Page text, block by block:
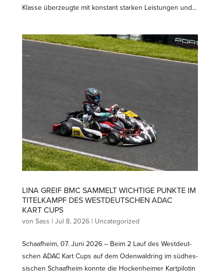
Klasse überzeugte mit konstant starken Leistungen und...
LINA GREIF BMC SAMMELT WICHTIGE PUNKTE IM
TITEL­KAMPF DES WESTDEUT­SCHEN ADAC
KART CUPS
von Sass | Jul 8, 2026| Uncategorized
Schaafheim, 07. Juni 2026 – Beim 2 Lauf des Westdeut­
schen ADAC Kart Cups auf dem Odenwaldring im südhes­
si­schen Schaafheim konnte die Hocken­heimer Kartpi­lotin